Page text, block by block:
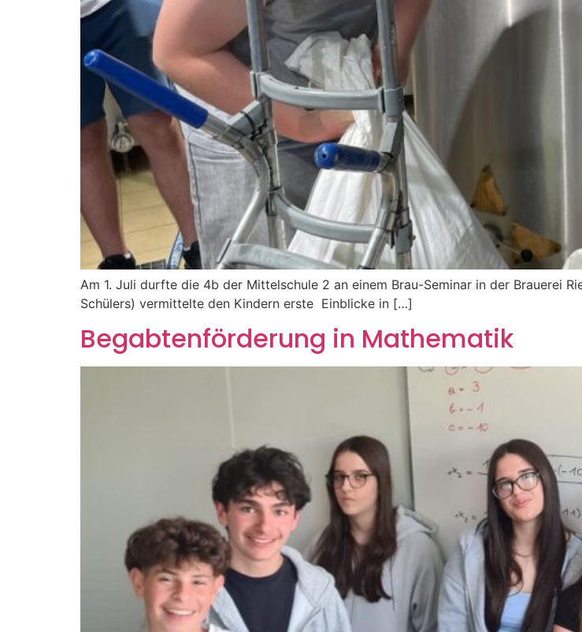
Am 1. Juli durfte die 4b der Mittelschule 2 an einem Brau-Seminar in der Brauerei
Schülers) vermittelte den Kindern erste Einblicke in […]
Begabtenförderung in Mathematik